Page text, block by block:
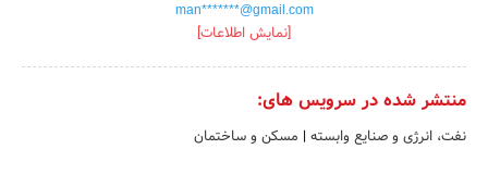
man*******@gmail.com
[نمایش اطلاعات]
منتشر شده در سرویس های:
نفت، انرژی و صنایع وابسته | مسکن و ساختمان